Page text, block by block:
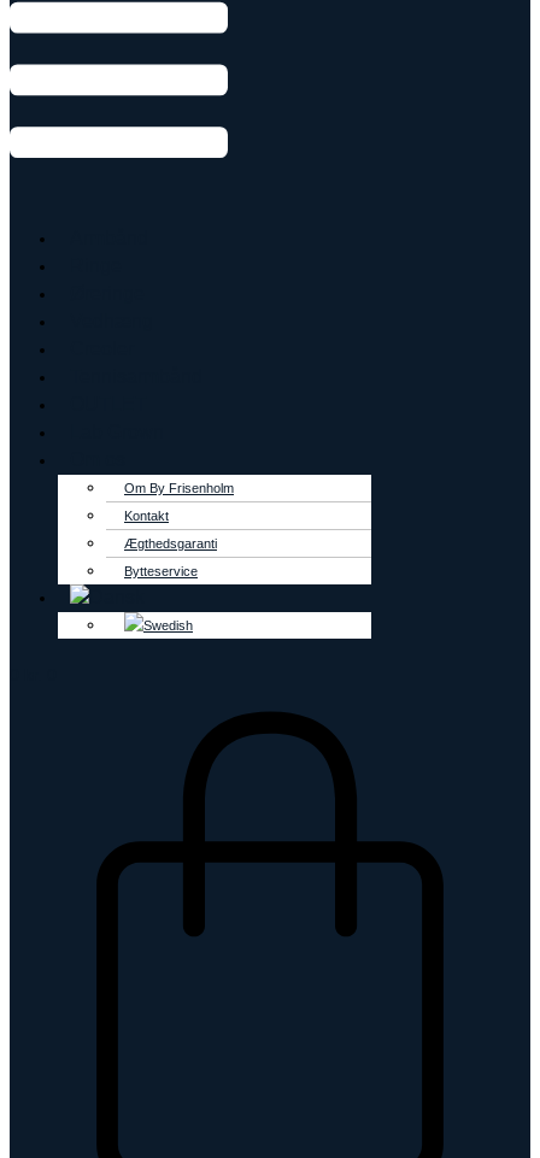
Om By Frisenholm
Kontakt
Ægthedsgaranti
Bytteservice